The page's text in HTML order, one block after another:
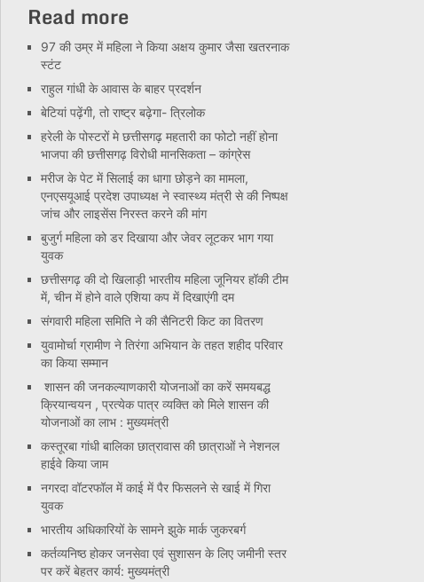
Read more
97 की उम्र में महिला ने किया अक्षय कुमार जैसा खतरनाक
स्टंट
राहुल गांधी के आवास के बाहर प्रदर्शन
बेटियां पढ़ेंगी, तो राष्ट्र बढ़ेगा- त्रिलोक
हरेली के पोस्टरों मे छत्तीसगढ़ महतारी का फोटो नहीं होना
भाजपा की छत्तीसगढ़ विरोधी मानसिकता – कांग्रेस
मरीज के पेट में सिलाई का धागा छोड़ने का मामला,
एनएसयूआई प्रदेश उपाध्यक्ष ने स्वास्थ्य मंत्री से की निष्पक्ष
जांच और लाइसेंस निरस्त करने की मांग
बुजुर्ग महिला को डर दिखाया और जेवर लूटकर भाग गया
युवक
छत्तीसगढ़ की दो खिलाड़ी भारतीय महिला जूनियर हॉकी टीम
में, चीन में होने वाले एशिया कप में दिखाएंगी दम
संगवारी महिला समिति ने की सैनिटरी किट का वितरण
युवामोर्चा ग्रामीण ने तिरंगा अभियान के तहत शहीद परिवार
का किया सम्मान
शासन की जनकल्याणकारी योजनाओं का करें समयबद्ध
क्रियान्वयन , प्रत्येक पात्र व्यक्ति को मिले शासन की
योजनाओं का लाभ : मुख्यमंत्री
कस्तूरबा गांधी बालिका छात्रावास की छात्राओं ने नेशनल
हाईवे किया जाम
नगरदा वॉटरफॉल में काई में पैर फिसलने से खाई में गिरा
युवक
भारतीय अधिकारियों के सामने झुके मार्क जुकरबर्ग
कर्तव्यनिष्ठ होकर जनसेवा एवं सुशासन के लिए जमीनी स्तर
पर करें बेहतर कार्य: मुख्यमंत्री